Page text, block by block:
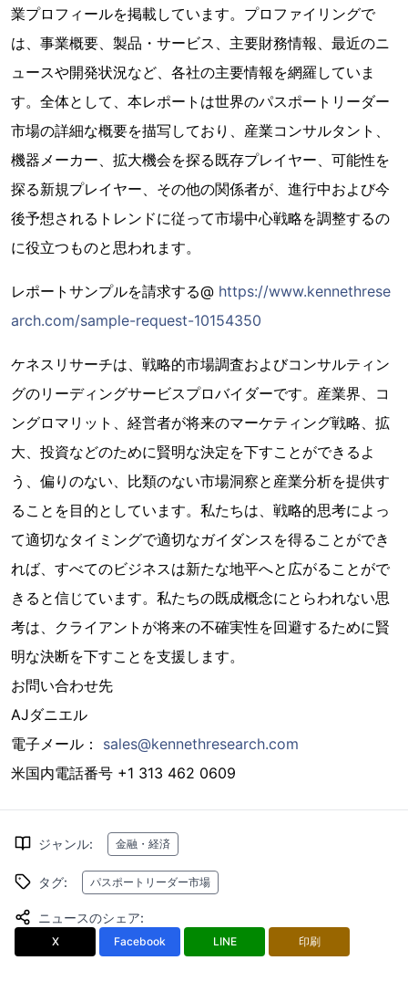
業プロフィールを掲載しています。プロファイリングで
は、事業概要、製品・サービス、主要財務情報、最近のニ
ュースや開発状況など、各社の主要情報を網羅していま
す。全体として、本レポートは世界のパスポートリーダー
市場の詳細な概要を描写しており、産業コンサルタント、
機器メーカー、拡大機会を探る既存プレイヤー、可能性を
探る新規プレイヤー、その他の関係者が、進行中および今
後予想されるトレンドに従って市場中心戦略を調整するの
に役立つものと思われます。
レポートサンプルを請求する@ https://www.kennethrese
arch.com/sample-request-10154350
ケネスリサーチは、戦略的市場調査およびコンサルティン
グのリーディングサービスプロバイダーです。産業界、コ
ングロマリット、経営者が将来のマーケティング戦略、拡
大、投資などのために賢明な決定を下すことができるよ
う、偏りのない、比類のない市場洞察と産業分析を提供す
ることを目的としています。私たちは、戦略的思考によっ
て適切なタイミングで適切なガイダンスを得ることができ
れば、すべてのビジネスは新たな地平へと広がることがで
きると信じています。私たちの既成概念にとらわれない思
考は、クライアントが将来の不確実性を回避するために賢
明な決断を下すことを支援します。
お問い合わせ先
AJダニエル
電子メール： sales@kennethresearch.com
米国内電話番号 +1 313 462 0609
ジャンル: 金融・経済
タグ: パスポートリーダー市場
ニュースのシェア:
X Facebook LINE 印刷